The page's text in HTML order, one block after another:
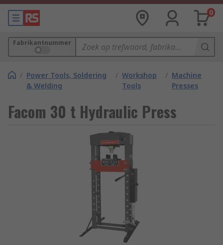
0
Fabrikantnummer
/ Power Tools, Soldering
& Welding
/ Workshop
Tools
/ Machine
Presses
Facom 30 t Hydraulic Press